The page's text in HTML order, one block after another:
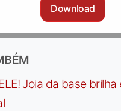
Download
Joia da base